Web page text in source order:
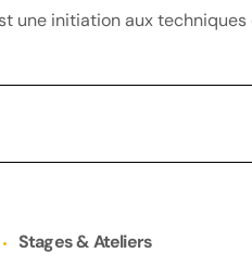
une initiation aux
Stages & Ateliers